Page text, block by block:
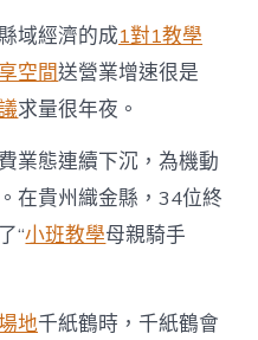
新
失
業
形
狀
休
息
者
範
圍
中
域經濟的成1對1教學
空間送營業增速很是
求量很年夜。
業態連續下沉，為機動
在貴州織金縣，34位終
“小班教學母親騎手
地千紙鶴時，千紙鶴會